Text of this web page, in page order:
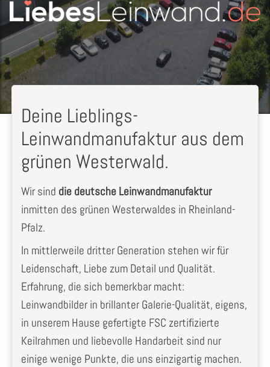
Deine Lieblings-
Leinwandmanufaktur aus dem
grünen Westerwald.
Wir sind die deutsche Leinwandmanufaktur
inmitten des grünen Westerwaldes in Rheinland-
Pfalz.
In mittlerweile dritter Generation stehen wir für
Leidenschaft, Liebe zum Detail und Qualität.
Erfahrung, die sich bemerkbar macht:
Leinwandbilder in brillanter Galerie-Qualität, eigens,
in unserem Hause gefertigte FSC zertifizierte
Keilrahmen und liebevolle Handarbeit sind nur
einige wenige Punkte, die uns einzigartig machen.